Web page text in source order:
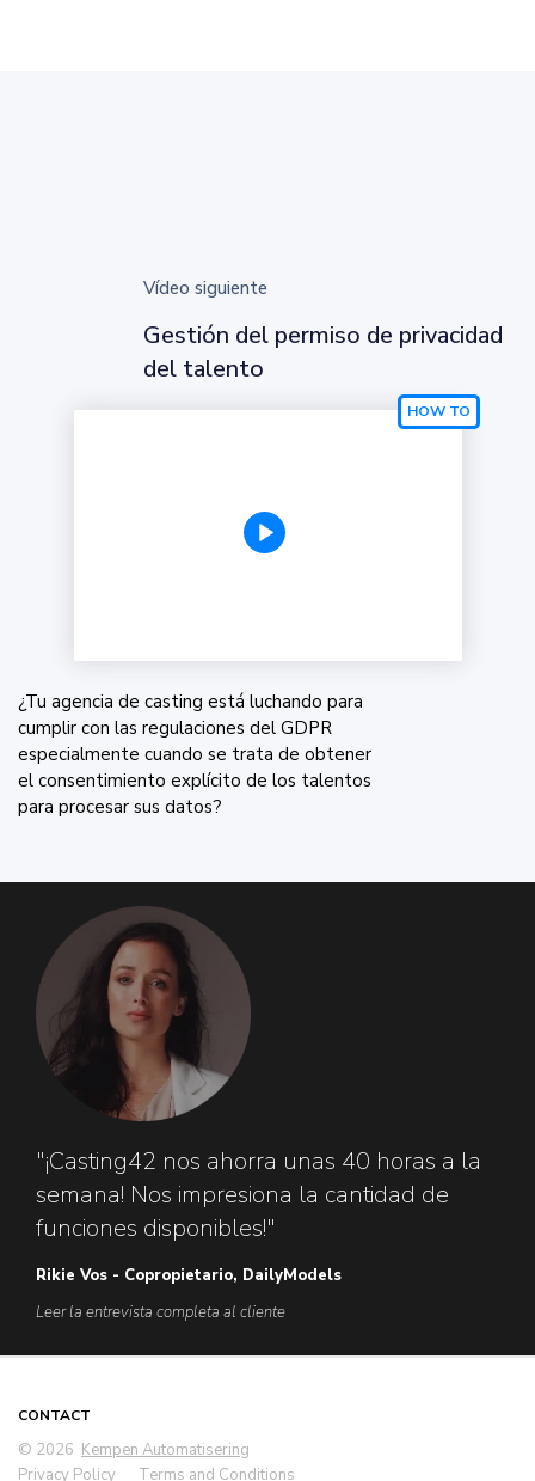
Vídeo siguiente
Gestión del permiso de privacidad
del talento
¿Tu agencia de casting está luchando para
cumplir con las regulaciones del GDPR
especialmente cuando se trata de obtener
el consentimiento explícito de los talentos
para procesar sus datos?
"¡Casting42 nos ahorra unas 40 horas a la
semana! Nos impresiona la cantidad de
funciones disponibles!"
Rikie Vos - Copropietario, DailyModels
Leer la entrevista completa al cliente
CONTACT
© 2026 Kempen Automatisering
Privacy Policy
Terms and Conditions